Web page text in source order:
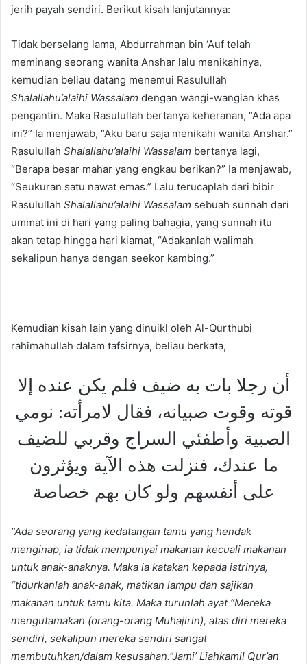
jerih payah sendiri. Berikut kisah lanjutannya:
Tidak berselang lama, Abdurrahman bin ‘Auf telah
meminang seorang wanita Anshar lalu menikahinya,
kemudian beliau datang menemui Rasulullah
Shalallahu’alaihi Wassalam dengan wangi-wangian khas
pengantin. Maka Rasulullah bertanya keheranan, “Ada apa
ini?” Ia menjawab, “Aku baru saja menikahi wanita Anshar.”
Rasulullah Shalallahu’alaihi Wassalam bertanya lagi,
“Berapa besar mahar yang engkau berikan?” Ia menjawab,
“Seukuran satu nawat emas.” Lalu terucaplah dari bibir
Rasulullah Shalallahu’alaihi Wassalam sebuah sunnah dari
ummat ini di hari yang paling bahagia, yang sunnah itu
akan tetap hingga hari kiamat, “Adakanlah walimah
sekalipun hanya dengan seekor kambing.”
Kemudian kisah lain yang dinuikl oleh Al-Qurthubi
rahimahullah dalam tafsirnya, beliau berkata,
أن رجلا بات به ضيف فلم يكن عنده إلا
قوته وقوت صبيانه، فقال لامرأته: نومي
الصبية وأطفئي السراج وقربي للضيف
ما عندك، فنزلت هذه الآية ويؤثرون
على أنفسهم ولو كان بهم خصاصة
“Ada seorang yang kedatangan tamu yang hendak
menginap, ia tidak mempunyai makanan kecuali makanan
untuk anak-anaknya. Maka ia katakan kepada istrinya,
“tidurkanlah anak-anak, matikan lampu dan sajikan
makanan untuk tamu kita. Maka turunlah ayat “Mereka
mengutamakan (orang-orang Muhajirin), atas diri mereka
sendiri, sekalipun mereka sendiri sangat
membutuhkan/dalam kesusahan.”Jami’ Liahkamil Qur’an